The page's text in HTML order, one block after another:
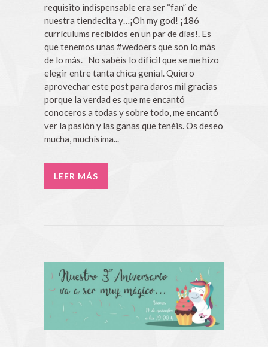
requisito indispensable era ser “fan” de
nuestra tiendecita y…¡Oh my god! ¡186
currículums recibidos en un par de días!. Es
que tenemos unas #wedoers que son lo más
de lo más. No sabéis lo difícil que se me hizo
elegir entre tanta chica genial. Quiero
aprovechar este post para daros mil gracias
porque la verdad es que me encantó
conoceros a todas y sobre todo, me encantó
ver la pasión y las ganas que tenéis. Os deseo
mucha, muchísima...
LEER MÁS